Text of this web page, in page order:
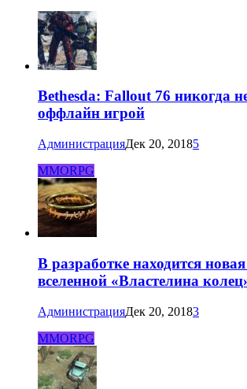
Bethesda: Fallout 76 никогда
оффлайн игрой
АдминистрацияДек 20, 20185
MMORPG
В разработке находится
вселенной «Властелина
АдминистрацияДек 20, 20183
MMORPG